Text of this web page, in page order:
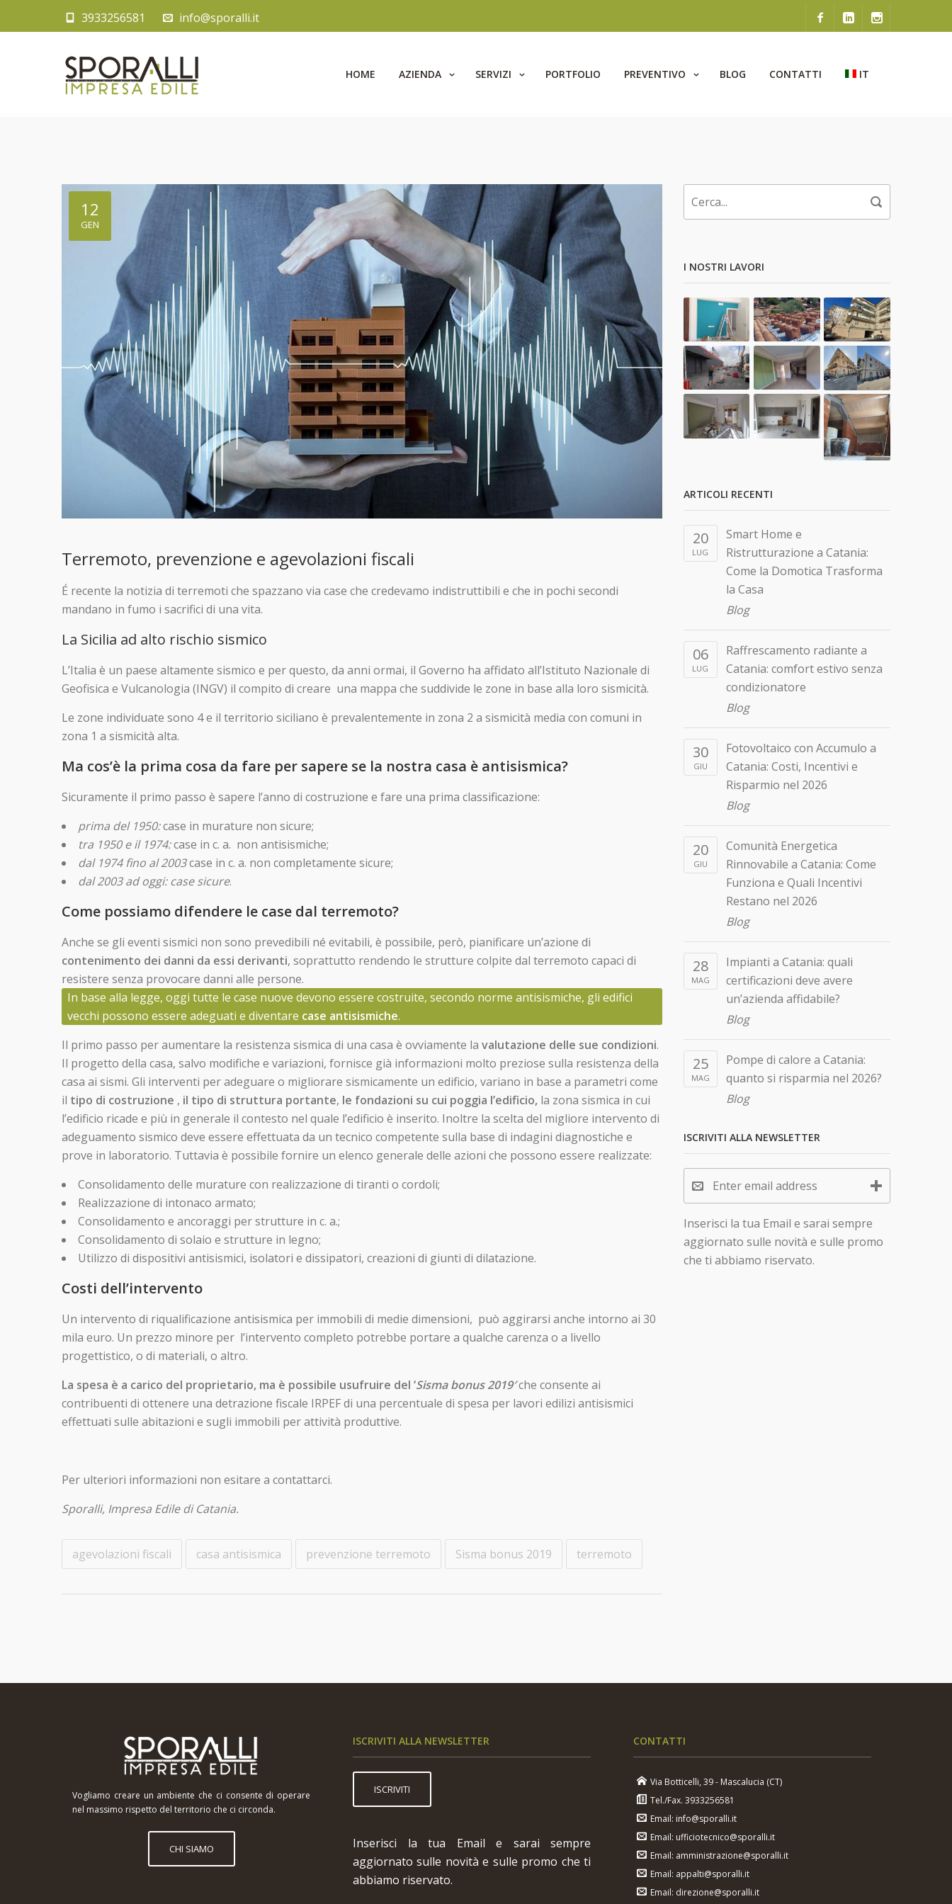
3933256581 info@sporalli.it
HOME AZIENDA SERVIZI PORTFOLIO PREVENTIVO BLOG CONTATTI IT
12
GEN
Terremoto, prevenzione e agevolazioni fiscali
É recente la notizia di terremoti che spazzano via case che credevamo indistruttibili e che in pochi secondi
mandano in fumo i sacrifici di una vita.
La Sicilia ad alto rischio sismico
L’Italia è un paese altamente sismico e per questo, da anni ormai, il Governo ha affidato all’Istituto Nazionale di
Geofisica e Vulcanologia (INGV) il compito di creare una mappa che suddivide le zone in base alla loro sismicità.
Le zone individuate sono 4 e il territorio siciliano è prevalentemente in zona 2 a sismicità media con comuni in
zona 1 a sismicità alta.
Ma cos’è la prima cosa da fare per sapere se la nostra casa è antisismica?
Sicuramente il primo passo è sapere l’anno di costruzione e fare una prima classificazione:
prima del 1950:case in murature non sicure;
tra 1950 e il 1974:case in c. a. non antisismiche;
dal 1974 fino al 2003case in c. a. non completamente sicure;
dal 2003 ad oggi: case sicure.
Come possiamo difendere le case dal terremoto?
Anche se gli eventi sismici non sono prevedibili né evitabili, è possibile, però, pianificare un’azione di
contenimento dei danni da essi derivanti, soprattutto rendendo le strutture colpite dal terremoto capaci di
resistere senza provocare danni alle persone.
In base alla legge, oggi tutte le case nuove devono essere costruite, secondo norme antisismiche, gli edifici
vecchi possono essere adeguati e diventare case antisismiche.
Il primo passo per aumentare la resistenza sismica di una casa è ovviamente la valutazione delle sue condizioni.
Il progetto della casa, salvo modifiche e variazioni, fornisce già informazioni molto preziose sulla resistenza della
casa ai sismi. Gli interventi per adeguare o migliorare sismicamente un edificio, variano in base a parametri come
il tipo di costruzione , il tipo di struttura portante, le fondazioni su cui poggia l’edificio, la zona sismica in cui
l’edificio ricade e più in generale il contesto nel quale l’edificio è inserito. Inoltre la scelta del migliore intervento di
adeguamento sismico deve essere effettuata da un tecnico competente sulla base di indagini diagnostiche e
prove in laboratorio. Tuttavia è possibile fornire un elenco generale delle azioni che possono essere realizzate:
Consolidamento delle murature con realizzazione di tiranti o cordoli;
Realizzazione di intonaco armato;
Consolidamento e ancoraggi per strutture in c. a.;
Consolidamento di solaio e strutture in legno;
Utilizzo di dispositivi antisismici, isolatori e dissipatori, creazioni di giunti di dilatazione.
Costi dell’intervento
Un intervento di riqualificazione antisismica per immobili di medie dimensioni, può aggirarsi anche intorno ai 30
mila euro. Un prezzo minore per l’intervento completo potrebbe portare a qualche carenza o a livello
progettistico, o di materiali, o altro.
La spesa è a carico del proprietario, ma è possibile usufruire del ‘Sisma bonus 2019′che consente ai
contribuenti di ottenere una detrazione fiscale IRPEF di una percentuale di spesa per lavori edilizi antisismici
effettuati sulle abitazioni e sugli immobili per attività produttive.
Per ulteriori informazioni non esitare a contattarci.
Sporalli, Impresa Edile di Catania.
agevolazioni fiscali casa antisismica prevenzione terremoto Sisma bonus 2019 terremoto
I NOSTRI LAVORI
ARTICOLI RECENTI
20
LUG
Smart Home e
Ristrutturazione a Catania:
Come la Domotica Trasforma
la Casa
Blog
06
LUG
Raffrescamento radiante a
Catania: comfort estivo senza
condizionatore
Blog
30
GIU
Fotovoltaico con Accumulo a
Catania: Costi, Incentivi e
Risparmio nel 2026
Blog
20
GIU
Comunità Energetica
Rinnovabile a Catania: Come
Funziona e Quali Incentivi
Restano nel 2026
Blog
28
MAG
Impianti a Catania: quali
certificazioni deve avere
un’azienda affidabile?
Blog
25
MAG
Pompe di calore a Catania:
quanto si risparmia nel 2026?
Blog
ISCRIVITI ALLA NEWSLETTER
Inserisci la tua Email e sarai sempre
aggiornato sulle novità e sulle promo
che ti abbiamo riservato.
Vogliamo creare un ambiente che ci consente di operare
nel massimo rispetto del territorio che ci circonda.
CHI SIAMO
ISCRIVITI ALLA NEWSLETTER
ISCRIVITI
Inserisci la tua Email e sarai sempre
aggiornato sulle novità e sulle promo che ti
abbiamo riservato.
CONTATTI
Via Botticelli, 39 - Mascalucia (CT)
Tel./Fax. 3933256581
Email: info@sporalli.it
Email: ufficiotecnico@sporalli.it
Email: amministrazione@sporalli.it
Email: appalti@sporalli.it
Email: direzione@sporalli.it